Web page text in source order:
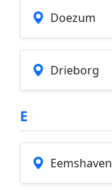
Doezum
Drieborg
E
Eemshaven